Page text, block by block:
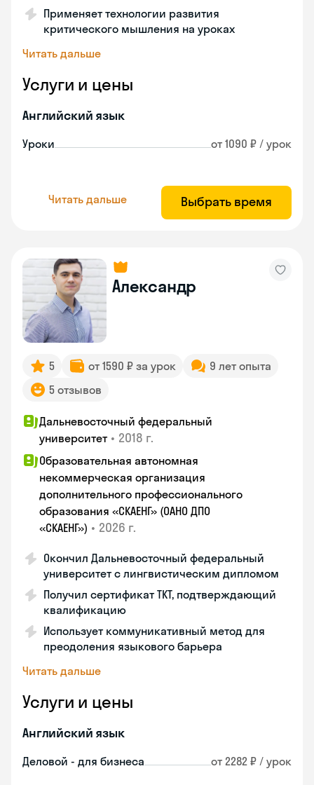
Применяет технологии развития
критического мышления на уроках
Читать дальше
Услуги и цены
Английский язык
Уроки от 1090 ₽ / урок
Читать дальше Выбрать время
Александр
5 от 1590 ₽ за урок
9 лет опыта
5 отзывов
Дальневосточный федеральный
университет • 2018 г.
Образовательная автономная
некоммерческая организация
дополнительного профессионального
образования «СКАЕНГ» (ОАНО ДПО
«СКАЕНГ») • 2026 г.
Окончил Дальневосточный федеральный
университет с лингвистическим дипломом
Получил сертификат TKT, подтверждающий
квалификацию
Использует коммуникативный метод для
преодоления языкового барьера
Читать дальше
Услуги и цены
Английский язык
Деловой - для бизнеса от 2282 ₽ / урок